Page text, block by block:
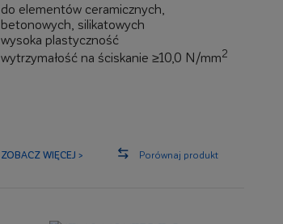
do elementów ceramicznych,
betonowych, silikatowych
wysoka plastyczność
wytrzymałość na ściskanie ≥10,0 N/mm2
ZOBACZ WIĘCEJ > Porównaj produkt